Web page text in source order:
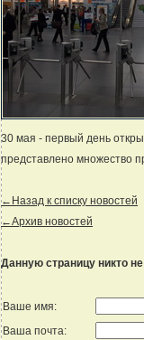
30 мая - первый день
представлено множество
←Назад к списку новостей
←Архив новостей
Данную страницу никто
Ваше имя:
Ваша почта: